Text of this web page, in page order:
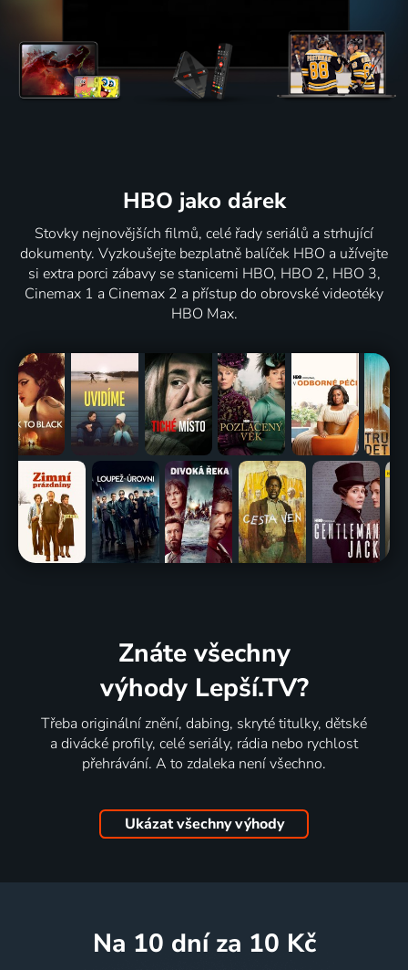
HBO jako dárek
Stovky nejnovějších filmů, celé řady seriálů a strhující
dokumenty. Vyzkoušejte bezplatně balíček HBO a užívejte
si extra porci zábavy se stanicemi HBO, HBO 2, HBO 3,
Cinemax 1 a Cinemax 2 a přístup do obrovské videotéky
HBO Max.
Znáte všechny
výhody Lepší.TV?
Třeba originální znění, dabing, skryté titulky, dětské
a divácké profily, celé seriály, rádia nebo rychlost
přehrávání. A to zdaleka není všechno.
Ukázat všechny výhody
na 10 dní za 10 Kč